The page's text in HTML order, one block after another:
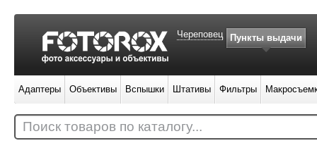
Череповец Пункты выдачи
Адаптеры Объективы Вспышки Штативы Фильтры
Поиск товаров по каталогу...